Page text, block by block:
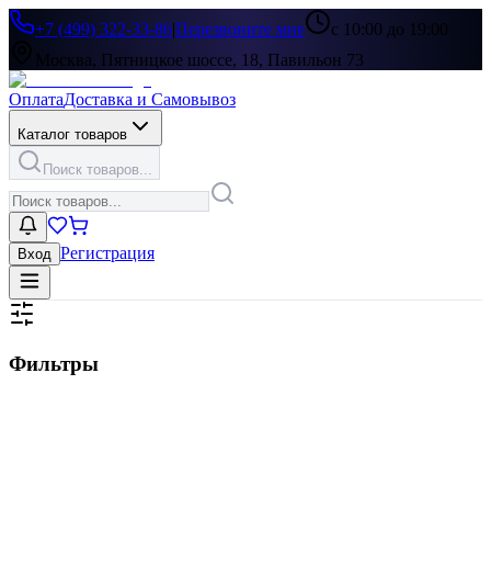
+7 (499) 322-33-86|Перезвоните мне
с 10:00 до 19:00
Москва, Пятницкое шоссе, 18, Павильон 73
ОплатаДоставка и Самовывоз
Каталог товаров
Поиск товаров...
Вход Регистрация
Фильтры